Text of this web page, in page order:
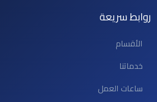
روابط سريعة
الأقسام
خدماتنا
ساعات العمل